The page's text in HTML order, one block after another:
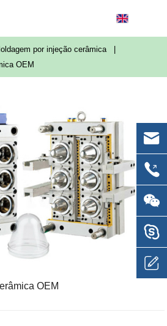
por injeção cerâmica
OEM
OEM